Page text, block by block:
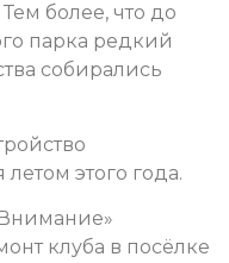
более, что до
парка редкий
собирались
этого года.
клуба в посёлке